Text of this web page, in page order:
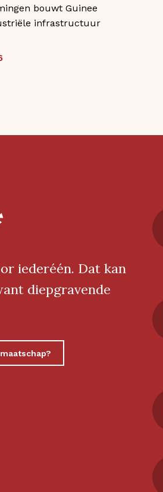
bouwt Guinee
infrastructuur
iederéén. Dat kan
diepgravende